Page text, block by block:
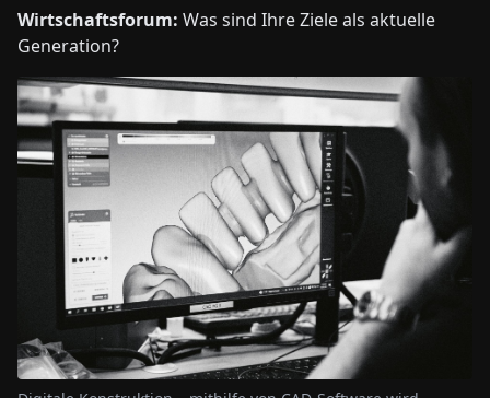
Wirtschaftsforum: Was sind Ihre Ziele als aktuelle
Generation?